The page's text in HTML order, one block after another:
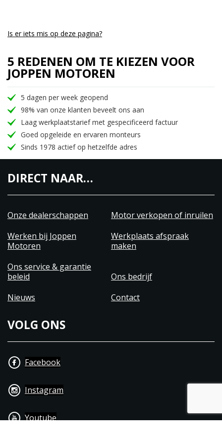
Is er iets mis op deze pagina?
5 REDENEN OM TE KIEZEN VOOR
JOPPEN MOTOREN
5 dagen per week geopend
98% van onze klanten beveelt ons aan
Laag werkplaatstarief met gespecificeerd factuur
Goed opgeleide en ervaren monteurs
Sinds 1978 actief op hetzelfde adres
DIRECT NAAR…
Onze dealerschappen
Motor verkopen of inruilen
Werken bij Joppen
Motoren
Werkplaats afspraak
maken
Ons service & garantie
beleid
Ons bedrijf
Nieuws
Contact
VOLG ONS
Facebook
Instagram
Youtube